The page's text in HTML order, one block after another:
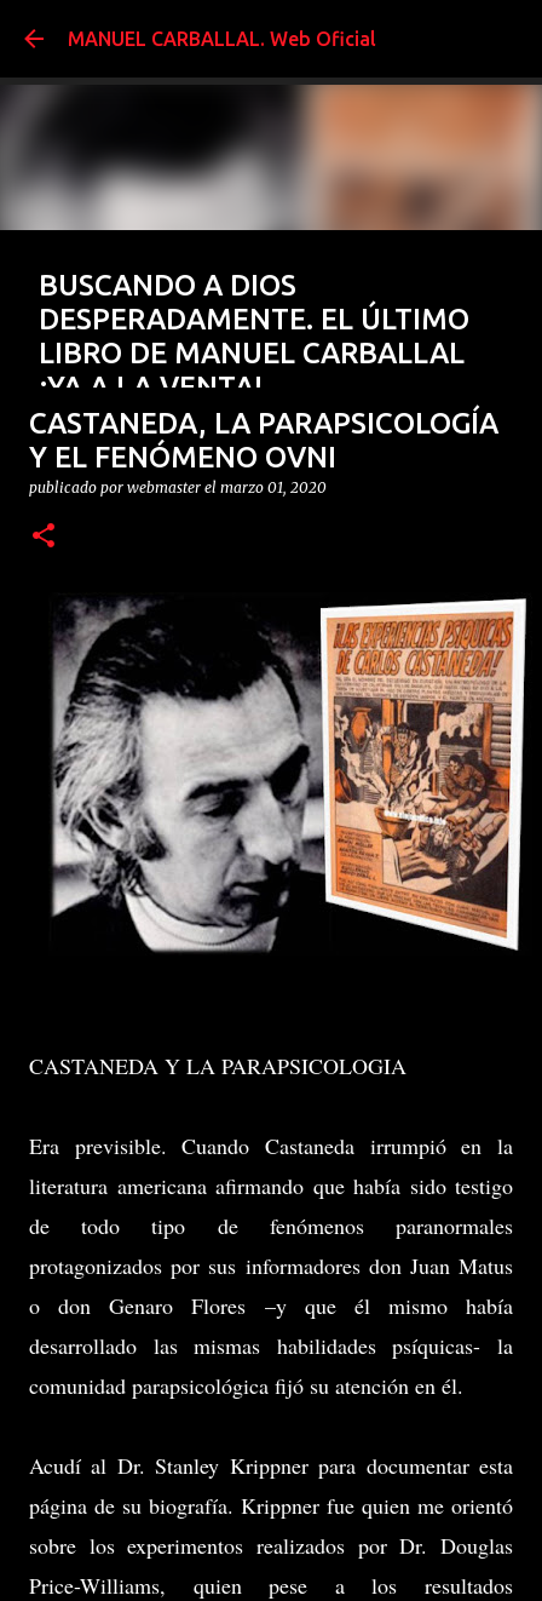
Ir al contenido
MANUEL CARBALLAL. Web Oficial
El Último libro de Manuel Carballal ¡¡YA A LA VENTA!!
BUSCANDO A DIOS
DESPERADAMENTE. EL ÚLTIMO
LIBRO DE MANUEL CARBALLAL
¡YA A LA VENTA!
publicado porwebmaster el enero 15, 2026
BUSCANDO A DIOS DESESPERADAMENTE
GERMÁN DE ARGUMOSA LIBROS PARAPSICOLOGÍA
CASTANEDA, LA PARAPSICOLOGÍA
Y EL FENÓMENO OVNI
publicado por webmaster el marzo 01, 2020
CASTANEDA Y LA PARAPSICOLOGIA
Era previsible. Cuando Castaneda irrumpió en la
literatura americana afirmando que había sido testigo
de todo tipo de fenómenos paranormales
protagonizados por sus informadores don Juan Matus
o don Genaro Flores –y que él mismo había
desarrollado las mismas habilidades psíquicas- la
comunidad parapsicológica fijó su atención en él.
Acudí al Dr. Stanley Krippner para documentar esta
página de su biografía. Krippner fue quien me orientó
sobre los experimentos realizados por Dr. Douglas
Price-Williams, quien pese a los resultados